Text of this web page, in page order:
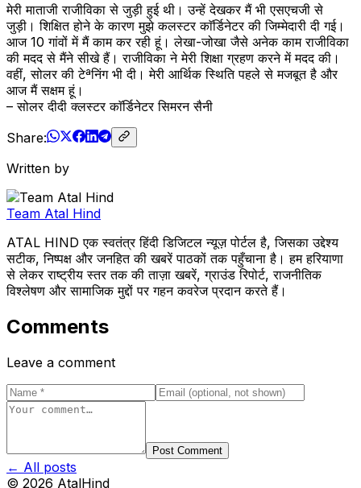
मेरी माताजी राजीविका से जुड़ी हुई थी। उन्हें देखकर मैं भी एसएचजी से
जुड़ी। शिक्षित होने के कारण मुझे कलस्टर काॅर्डिनेटर की जिम्मेदारी दी गई।
आज 10 गांवों में मैं काम कर रही हूं। लेखा-जोखा जैसे अनेक काम राजीविका
की मदद से मैंने सीखे हैं। राजीविका ने मेरी शिक्षा ग्रहण करने में मदद की।
वहीं, सोलर की टेªनिंग भी दी। मेरी आर्थिक स्थिति पहले से मजबूत है और
आज मैं सक्षम हूं।
– सोलर दीदी क्लस्टर काॅर्डिनेटर सिमरन सैनी
Share:
Written by
Team Atal Hind
ATAL HIND एक स्वतंत्र हिंदी डिजिटल न्यूज़ पोर्टल है, जिसका उद्देश्य
सटीक, निष्पक्ष और जनहित की खबरें पाठकों तक पहुँचाना है। हम हरियाणा
से लेकर राष्ट्रीय स्तर तक की ताज़ा खबरें, ग्राउंड रिपोर्ट, राजनीतिक
विश्लेषण और सामाजिक मुद्दों पर गहन कवरेज प्रदान करते हैं।
Comments
Leave a comment
Post Comment
← All posts
© 2026 AtalHind